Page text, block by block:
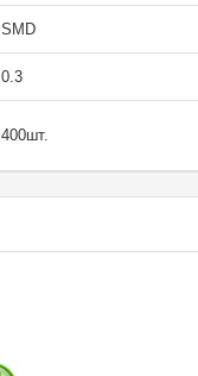
SMD
0.3
400шт.